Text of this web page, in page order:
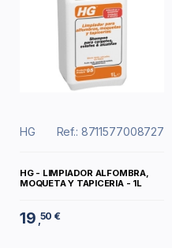
HG Ref.: 8711577008727
HG - LIMPIADOR ALFOMBRA,
MOQUETA Y TAPICERIA - 1L
19 ,50 €